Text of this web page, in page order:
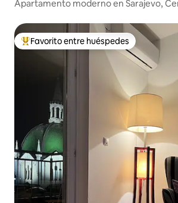
Apartamento moderno en Sarajevo,
Favorito entre huéspedes preferido
Favorito entre huéspedes